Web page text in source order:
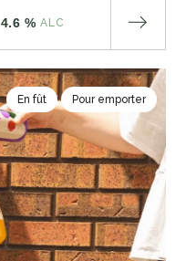
4.6 % ALC
En fût Pour emporter